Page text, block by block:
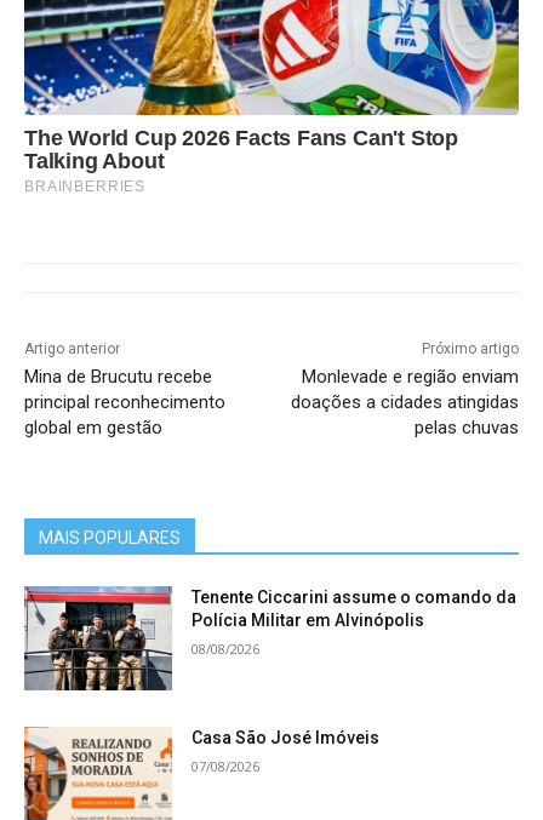
The World Cup 2026 Facts Fans Can't Stop
Talking About
BRAINBERRIES
Artigo anterior
Mina de Brucutu recebe
principal reconhecimento
global em gestão
Próximo artigo
Monlevade e região enviam
doações a cidades atingidas
pelas chuvas
MAIS POPULARES
Tenente Ciccarini assume o comando da
Polícia Militar em Alvinópolis
08/08/2026
Casa São José Imóveis
07/08/2026